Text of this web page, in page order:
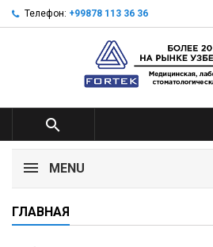
Телефон: +99878 113 36 36

MENU
ГЛАВНАЯ